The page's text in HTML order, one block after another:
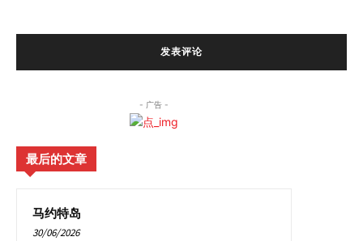
- 广告 -
最后的文章
马约特岛
30/06/2026